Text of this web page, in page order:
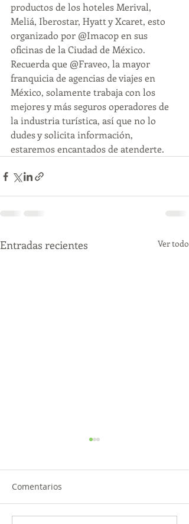
productos de los hoteles Merival,
Meliá, Iberostar, Hyatt y Xcaret, esto
organizado por @Imacop en sus
oficinas de la Ciudad de México.
Recuerda que @Fraveo, la mayor
franquicia de agencias de viajes en
México, solamente trabaja con los
mejores y más seguros operadores de
la industria turística, así que no lo
dudes y solicita información,
estaremos encantados de atenderte.
Entradas recientes Ver todo
Comentarios